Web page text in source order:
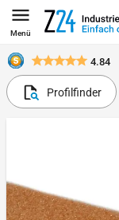
Menü
4.84
Profilfinder